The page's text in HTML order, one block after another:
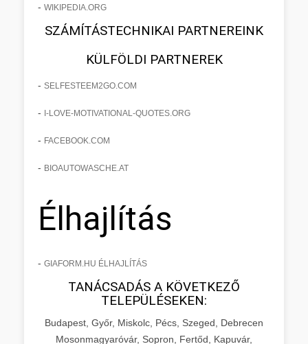
- WIKIPEDIA.ORG
SZÁMÍTÁSTECHNIKAI PARTNEREINK
KÜLFÖLDI PARTNEREK
- SELFESTEEM2GO.COM
- I-LOVE-MOTIVATIONAL-QUOTES.ORG
- FACEBOOK.COM
- BIOAUTOWASCHE.AT
Élhajlítás
- GIAFORM.HU ÉLHAJLÍTÁS
TANÁCSADÁS A KÖVETKEZŐ
TELEPÜLÉSEKEN:
Budapest, Győr, Miskolc, Pécs, Szeged, Debrecen
Mosonmagyaróvár, Sopron, Fertőd, Kapuvár,